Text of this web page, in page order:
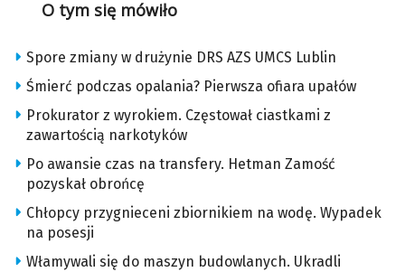
O tym się mówiło
Spore zmiany w drużynie DRS AZS UMCS Lublin
Śmierć podczas opalania? Pierwsza ofiara upałów
Prokurator z wyrokiem. Częstował ciastkami z
zawartością narkotyków
Po awansie czas na transfery. Hetman Zamość
pozyskał obrońcę
Chłopcy przygnieceni zbiornikiem na wodę. Wypadek
na posesji
Włamywali się do maszyn budowlanych. Ukradli